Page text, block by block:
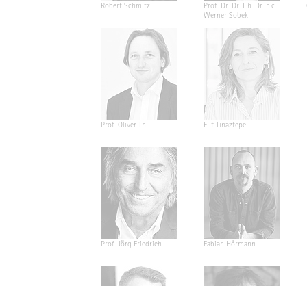
Robert Schmitz
Prof. Dr. Dr. E.h. Dr. h.c.
Werner Sobek
Prof. Oliver Thill Elif Tinaztepe
Prof. Jörg Friedrich Fabian Hörmann